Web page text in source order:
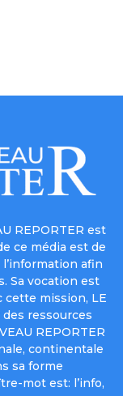
REPORTER est
ce média est de
afin
Sa vocation est
cette mission, LE
des ressources
REPORTER
continentale
sa forme
mot est: l’info,